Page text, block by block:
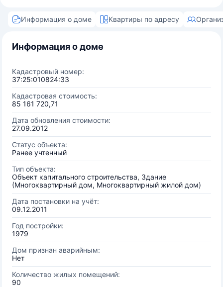
Информация о доме Квартиры по адресу
Информация о доме
Кадастровый номер:
37:25:010824:33
Кадастровая стоимость:
85 161 720,71
Дата обновления стоимости:
27.09.2012
Статус объекта:
Ранее учтенный
Тип объекта:
Объект капитального строительства, Здание
(Многоквартирный дом, Многоквартирный жилой дом)
Дата постановки на учёт:
09.12.2011
Год постройки:
1979
Дом признан аварийным:
Нет
Количество жилых помещений:
90